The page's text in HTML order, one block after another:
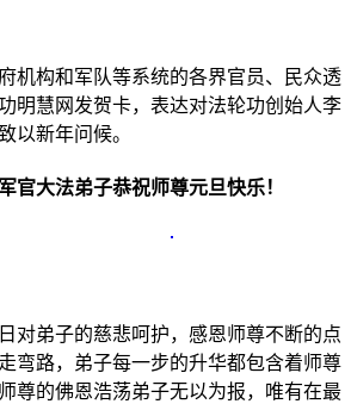
机构和军队等系统的各界官员、民众透
明慧网发贺卡，表达对法轮功创始人李
以新年问候。
官大法弟子恭祝师尊元旦快乐！
对弟子的慈悲呵护，感恩师尊不断的点
弯路，弟子每一步的升华都包含着师尊
尊的佛恩浩荡弟子无以为报，唯有在最